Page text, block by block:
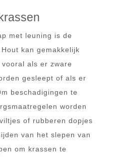
met leuning is de
kan gemakkelijk
als er zware
gesleept of als er
beschadigingen te
worden
of rubberen dopjes
van het slepen van
om krassen te